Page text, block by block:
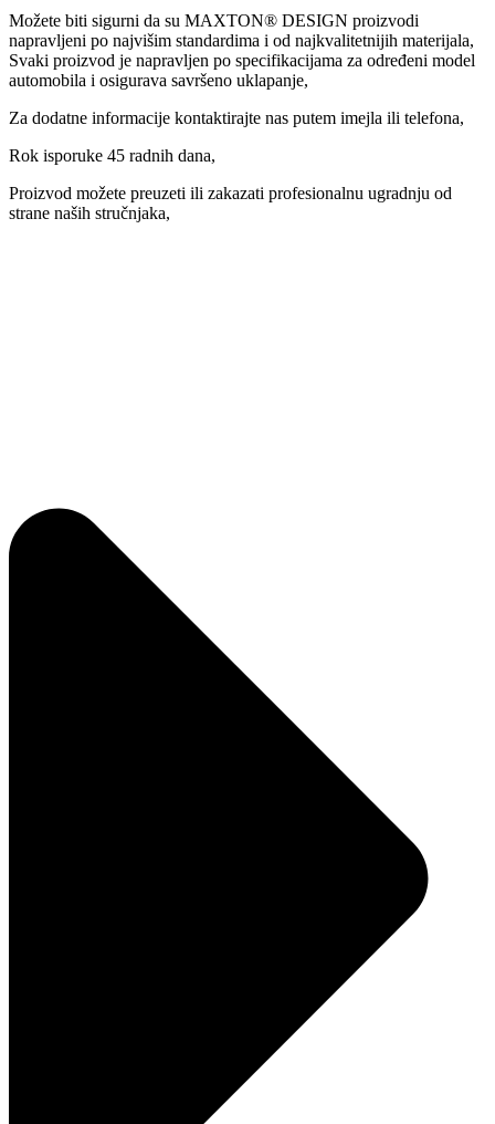
Možete biti sigurni da su MAXTON® DESIGN proizvodi
napravljeni po najvišim standardima i od najkvalitetnijih materijala,
Svaki proizvod je napravljen po specifikacijama za određeni model
automobila i osigurava savršeno uklapanje,
Za dodatne informacije kontaktirajte nas putem imejla ili telefona,
Rok isporuke 45 radnih dana,
Proizvod možete preuzeti ili zakazati profesionalnu ugradnju od
strane naših stručnjaka,